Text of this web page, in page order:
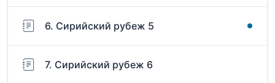
6. Сирийский рубеж 5
7. Сирийский рубеж 6